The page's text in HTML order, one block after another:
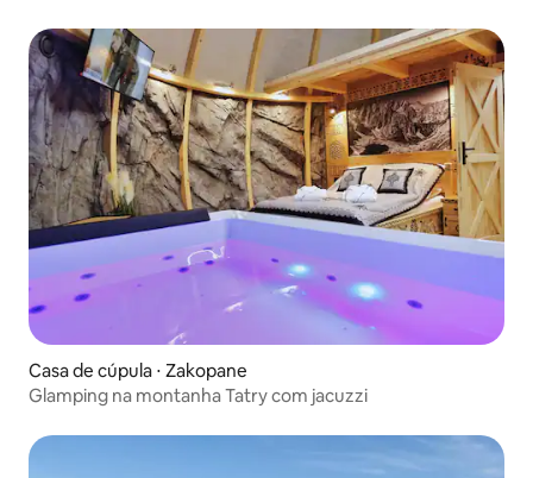
Casa de cúpula ⋅ Zakopane
Glamping na montanha Tatry com jacuzzi